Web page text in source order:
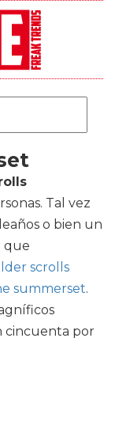
Tal vez
o bien un
que
scrolls
summerset.
cincuenta por